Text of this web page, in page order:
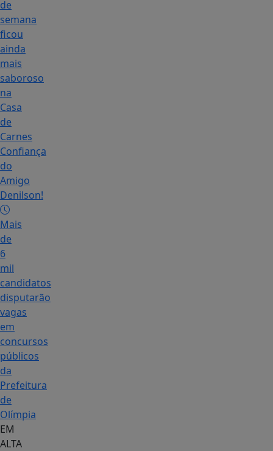
de
semana
ficou
ainda
mais
saboroso
na
Casa
de
Carnes
Confiança
do
Amigo
Denilson!
Mais
de
6
mil
candidatos
disputarão
vagas
em
concursos
públicos
da
Prefeitura
de
Olímpia
EM
ALTA